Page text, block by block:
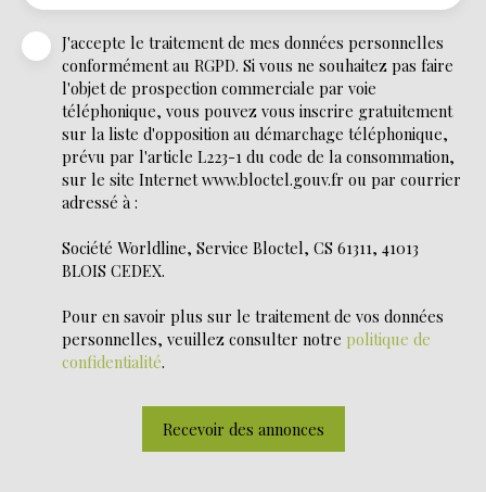
J'accepte le traitement de mes données personnelles
conformément au RGPD. Si vous ne souhaitez pas faire
l'objet de prospection commerciale par voie
téléphonique, vous pouvez vous inscrire gratuitement
sur la liste d'opposition au démarchage téléphonique,
prévu par l'article L223-1 du code de la consommation,
sur le site Internet www.bloctel.gouv.fr ou par courrier
adressé à :
Société Worldline, Service Bloctel, CS 61311, 41013
BLOIS CEDEX.
Pour en savoir plus sur le traitement de vos données
personnelles, veuillez consulter notre politique de
confidentialité.
Recevoir des annonces